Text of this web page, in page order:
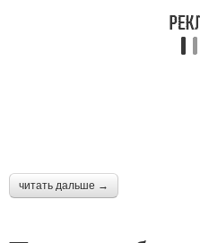
читать дальше →